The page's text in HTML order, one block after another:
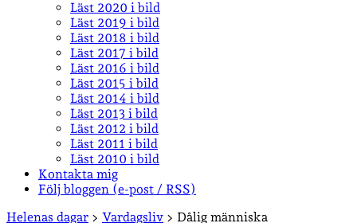
Läst 2020 i bild
Läst 2019 i bild
Läst 2018 i bild
Läst 2017 i bild
Läst 2016 i bild
Läst 2015 i bild
Läst 2014 i bild
Läst 2013 i bild
Läst 2012 i bild
Läst 2011 i bild
Läst 2010 i bild
Kontakta mig
Följ bloggen (e-post / RSS)
Helenas dagar > Vardagsliv > Dålig människa